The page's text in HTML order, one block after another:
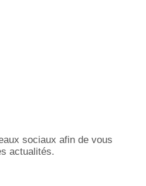
sociaux afin de vous
actualités.